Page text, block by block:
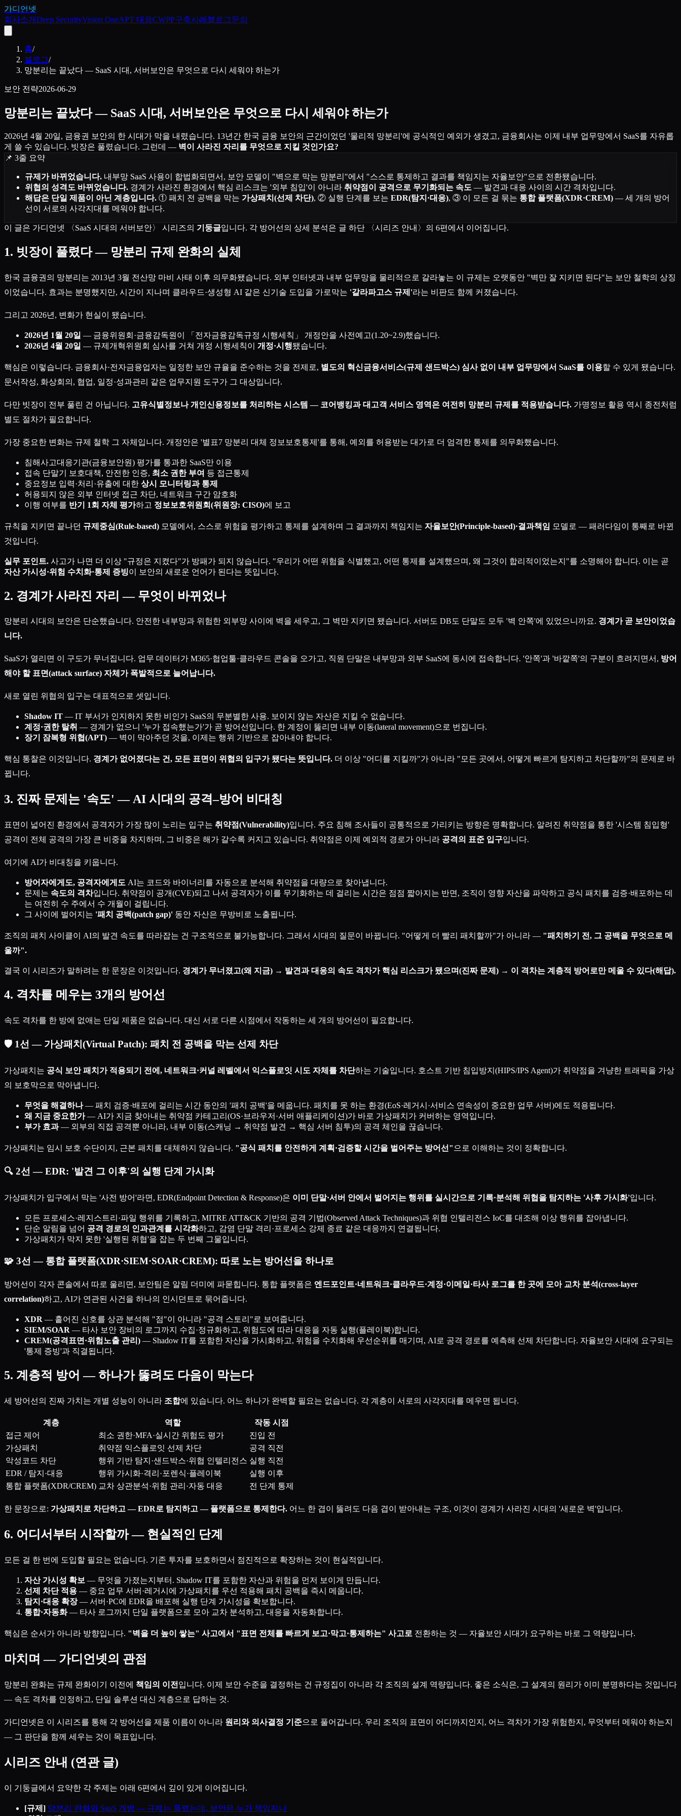
가디언넷
회사소개Deep SecurityVision OneAPT 대응CWPP구축사례 블로그문의
홈/
블로그/
망분리는 끝났다 — SaaS 시대, 서버보안은 무엇으로 다시 세워야 하는가
보안 전략2026-06-29
망분리는 끝났다 — SaaS 시대, 서버보안은 무엇으로 다시 세워야 하는가
2026년 4월 20일, 금융권 보안의 한 시대가 막을 내렸습니다. 13년간 한국 금융 보안의 근간이었던 '물리적 망분리'에 공식적인 예외가 생겼고, 금융회사는 이제 내부 업무망에서 SaaS를 자유롭
게 쓸 수 있습니다. 빗장은 풀렸습니다. 그런데 — 벽이 사라진 자리를 무엇으로 지킬 것인가요?
📌 3줄 요약
규제가 바뀌었습니다. 내부망 SaaS 사용이 합법화되면서, 보안 모델이 "벽으로 막는 망분리"에서 "스스로 통제하고 결과를 책임지는 자율보안"으로 전환됐습니다.
위협의 성격도 바뀌었습니다. 경계가 사라진 환경에서 핵심 리스크는 '외부 침입'이 아니라 취약점이 공격으로 무기화되는 속도 — 발견과 대응 사이의 시간 격차입니다.
해답은 단일 제품이 아닌 계층입니다. ① 패치 전 공백을 막는 가상패치(선제 차단), ② 실행 단계를 보는 EDR(탐지·대응), ③ 이 모든 걸 묶는 통합 플랫폼(XDR·CREM) — 세 개의 방어
선이 서로의 사각지대를 메워야 합니다.
이 글은 가디언넷 〈SaaS 시대의 서버보안〉 시리즈의 기둥글입니다. 각 방어선의 상세 분석은 글 하단 〈시리즈 안내〉의 6편에서 이어집니다.
1. 빗장이 풀렸다 — 망분리 규제 완화의 실체
한국 금융권의 망분리는 2013년 3월 전산망 마비 사태 이후 의무화됐습니다. 외부 인터넷과 내부 업무망을 물리적으로 갈라놓는 이 규제는 오랫동안 "벽만 잘 지키면 된다"는 보안 철학의 상징
이었습니다. 효과는 분명했지만, 시간이 지나며 클라우드·생성형 AI 같은 신기술 도입을 가로막는 '갈라파고스 규제'라는 비판도 함께 커졌습니다.
그리고 2026년, 변화가 현실이 됐습니다.
2026년 1월 20일 — 금융위원회·금융감독원이 「전자금융감독규정 시행세칙」 개정안을 사전예고(1.20~2.9)했습니다.
2026년 4월 20일 — 규제개혁위원회 심사를 거쳐 개정 시행세칙이 개정·시행됐습니다.
핵심은 이렇습니다. 금융회사·전자금융업자는 일정한 보안 규율을 준수하는 것을 전제로, 별도의 혁신금융서비스(규제 샌드박스) 심사 없이 내부 업무망에서 SaaS를 이용할 수 있게 됐습니다.
문서작성, 화상회의, 협업, 일정·성과관리 같은 업무지원 도구가 그 대상입니다.
다만 빗장이 전부 풀린 건 아닙니다. 고유식별정보나 개인신용정보를 처리하는 시스템 — 코어뱅킹과 대고객 서비스 영역은 여전히 망분리 규제를 적용받습니다. 가명정보 활용 역시 종전처럼
별도 절차가 필요합니다.
가장 중요한 변화는 규제 철학 그 자체입니다. 개정안은 '별표7 망분리 대체 정보보호통제'를 통해, 예외를 허용받는 대가로 더 엄격한 통제를 의무화했습니다.
침해사고대응기관(금융보안원) 평가를 통과한 SaaS만 이용
접속 단말기 보호대책, 안전한 인증, 최소 권한 부여 등 접근통제
중요정보 입력·처리·유출에 대한 상시 모니터링과 통제
허용되지 않은 외부 인터넷 접근 차단, 네트워크 구간 암호화
이행 여부를 반기 1회 자체 평가하고 정보보호위원회(위원장: CISO)에 보고
규칙을 지키면 끝나던 규제중심(Rule-based) 모델에서, 스스로 위험을 평가하고 통제를 설계하며 그 결과까지 책임지는 자율보안(Principle-based)·결과책임 모델로 — 패러다임이 통째로 바뀐
것입니다.
실무 포인트. 사고가 나면 더 이상 "규정은 지켰다"가 방패가 되지 않습니다. "우리가 어떤 위험을 식별했고, 어떤 통제를 설계했으며, 왜 그것이 합리적이었는지"를 소명해야 합니다. 이는 곧
자산 가시성·위험 수치화·통제 증빙이 보안의 새로운 언어가 된다는 뜻입니다.
2. 경계가 사라진 자리 — 무엇이 바뀌었나
망분리 시대의 보안은 단순했습니다. 안전한 내부망과 위험한 외부망 사이에 벽을 세우고, 그 벽만 지키면 됐습니다. 서버도 DB도 단말도 모두 '벽 안쪽'에 있었으니까요. 경계가 곧 보안이었습
니다.
SaaS가 열리면 이 구도가 무너집니다. 업무 데이터가 M365·협업툴·클라우드 콘솔을 오가고, 직원 단말은 내부망과 외부 SaaS에 동시에 접속합니다. '안쪽'과 '바깥쪽'의 구분이 흐려지면서, 방어
해야 할 표면(attack surface) 자체가 폭발적으로 늘어납니다.
새로 열린 위협의 입구는 대표적으로 셋입니다.
Shadow IT — IT 부서가 인지하지 못한 비인가 SaaS의 무분별한 사용. 보이지 않는 자산은 지킬 수 없습니다.
계정·권한 탈취 — 경계가 없으니 '누가 접속했는가'가 곧 방어선입니다. 한 계정이 뚫리면 내부 이동(lateral movement)으로 번집니다.
장기 잠복형 위협(APT) — 벽이 막아주던 것을, 이제는 행위 기반으로 잡아내야 합니다.
핵심 통찰은 이것입니다. 경계가 없어졌다는 건, 모든 표면이 위협의 입구가 됐다는 뜻입니다. 더 이상 "어디를 지킬까"가 아니라 "모든 곳에서, 어떻게 빠르게 탐지하고 차단할까"의 문제로 바
뀝니다.
3. 진짜 문제는 '속도' — AI 시대의 공격–방어 비대칭
표면이 넓어진 환경에서 공격자가 가장 많이 노리는 입구는 취약점(Vulnerability)입니다. 주요 침해 조사들이 공통적으로 가리키는 방향은 명확합니다. 알려진 취약점을 통한 '시스템 침입형'
공격이 전체 공격의 가장 큰 비중을 차지하며, 그 비중은 해가 갈수록 커지고 있습니다. 취약점은 이제 예외적 경로가 아니라 공격의 표준 입구입니다.
여기에 AI가 비대칭을 키웁니다.
방어자에게도, 공격자에게도 AI는 코드와 바이너리를 자동으로 분석해 취약점을 대량으로 찾아냅니다.
문제는 속도의 격차입니다. 취약점이 공개(CVE)되고 나서 공격자가 이를 무기화하는 데 걸리는 시간은 점점 짧아지는 반면, 조직이 영향 자산을 파악하고 공식 패치를 검증·배포하는 데
는 여전히 수 주에서 수 개월이 걸립니다.
그 사이에 벌어지는 '패치 공백(patch gap)' 동안 자산은 무방비로 노출됩니다.
조직의 패치 사이클이 AI의 발견 속도를 따라잡는 건 구조적으로 불가능합니다. 그래서 시대의 질문이 바뀝니다. "어떻게 더 빨리 패치할까"가 아니라 — "패치하기 전, 그 공백을 무엇으로 메
울까".
결국 이 시리즈가 말하려는 한 문장은 이것입니다. 경계가 무너졌고(왜 지금) → 발견과 대응의 속도 격차가 핵심 리스크가 됐으며(진짜 문제) → 이 격차는 계층적 방어로만 메울 수 있다(해답).
4. 격차를 메우는 3개의 방어선
속도 격차를 한 방에 없애는 단일 제품은 없습니다. 대신 서로 다른 시점에서 작동하는 세 개의 방어선이 필요합니다.
🛡️ 1선 — 가상패치(Virtual Patch): 패치 전 공백을 막는 선제 차단
가상패치는 공식 보안 패치가 적용되기 전에, 네트워크·커널 레벨에서 익스플로잇 시도 자체를 차단하는 기술입니다. 호스트 기반 침입방지(HIPS/IPS Agent)가 취약점을 겨냥한 트래픽을 가상
의 보호막으로 막아냅니다.
무엇을 해결하나— 패치 검증·배포에 걸리는 시간 동안의 '패치 공백'을 메웁니다. 패치를 못 하는 환경(EoS·레거시·서비스 연속성이 중요한 업무 서버)에도 적용됩니다.
왜 지금 중요한가— AI가 지금 찾아내는 취약점 카테고리(OS·브라우저·서버 애플리케이션)가 바로 가상패치가 커버하는 영역입니다.
부가 효과— 외부의 직접 공격뿐 아니라, 내부 이동(스캐닝 → 취약점 발견 → 핵심 서버 침투)의 공격 체인을 끊습니다.
가상패치는 임시 보호 수단이지, 근본 패치를 대체하지 않습니다. "공식 패치를 안전하게 계획·검증할 시간을 벌어주는 방어선" 으로 이해하는 것이 정확합니다.
🔍 2선 — EDR: '발견 그 이후'의 실행 단계 가시화
가상패치가 입구에서 막는 '사전 방어'라면, EDR(Endpoint Detection & Response)은 이미 단말·서버 안에서 벌어지는 행위를 실시간으로 기록·분석해 위협을 탐지하는 '사후 가시화'입니다.
모든 프로세스·레지스트리·파일 행위를 기록하고, MITRE ATT&CK 기반의 공격 기법(Observed Attack Techniques)과 위협 인텔리전스 IoC를 대조해 이상 행위를 잡아냅니다.
단순 알림을 넘어 공격 경로의 인과관계를 시각화하고, 감염 단말 격리·프로세스 강제 종료 같은 대응까지 연결됩니다.
가상패치가 막지 못한 '실행된 위협'을 잡는 두 번째 그물입니다.
🧩 3선 — 통합 플랫폼(XDR·SIEM·SOAR·CREM): 따로 노는 방어선을 하나로
방어선이 각자 콘솔에서 따로 울리면, 보안팀은 알림 더미에 파묻힙니다. 통합 플랫폼은 엔드포인트·네트워크·클라우드·계정·이메일·타사 로그를 한 곳에 모아 교차 분석(cross-layer
correlation)하고, AI가 연관된 사건을 하나의 인시던트로 묶어줍니다.
XDR — 흩어진 신호를 상관 분석해 "점"이 아니라 "공격 스토리"로 보여줍니다.
SIEM/SOAR — 타사 보안 장비의 로그까지 수집·정규화하고, 위험도에 따라 대응을 자동 실행(플레이북)합니다.
CREM(공격표면·위험노출 관리) — Shadow IT를 포함한 자산을 가시화하고, 위험을 수치화해 우선순위를 매기며, AI로 공격 경로를 예측해 선제 차단합니다. 자율보안 시대에 요구되는
'통제 증빙'과 직결됩니다.
5. 계층적 방어 — 하나가 뚫려도 다음이 막는다
세 방어선의 진짜 가치는 개별 성능이 아니라 조합에 있습니다. 어느 하나가 완벽할 필요는 없습니다. 각 계층이 서로의 사각지대를 메우면 됩니다.
계층 역할
작동 시점
접근 제어
최소 권한·MFA·실시간 위험도 평가
진입 전
가상패치
취약점 익스플로잇 선제 차단
공격 직전
악성코드 차단
행위 기반 탐지·샌드박스·위협 인텔리전스 실행 직전
EDR / 탐지·대응
행위 가시화·격리·포렌식·플레이북
실행 이후
통합 플랫폼(XDR/CREM) 교차 상관분석·위험 관리·자동 대응 전 단계 통제
한 문장으로: 가상패치로 차단하고 — EDR로 탐지하고 — 플랫폼으로 통제한다. 어느 한 겹이 뚫려도 다음 겹이 받아내는 구조, 이것이 경계가 사라진 시대의 '새로운 벽'입니다.
6. 어디서부터 시작할까 — 현실적인 단계
모든 걸 한 번에 도입할 필요는 없습니다. 기존 투자를 보호하면서 점진적으로 확장하는 것이 현실적입니다.
자산 가시성 확보 — 무엇을 가졌는지부터. Shadow IT를 포함한 자산과 위험을 먼저 보이게 만듭니다.
선제 차단 적용 — 중요 업무 서버·레거시에 가상패치를 우선 적용해 패치 공백을 즉시 메웁니다.
탐지·대응 확장— 서버·PC에 EDR을 배포해 실행 단계 가시성을 확보합니다.
통합·자동화— 타사 로그까지 단일 플랫폼으로 모아 교차 분석하고, 대응을 자동화합니다.
핵심은 순서가 아니라 방향입니다. "벽을 더 높이 쌓는" 사고에서 "표면 전체를 빠르게 보고·막고·통제하는" 사고로 전환하는 것 — 자율보안 시대가 요구하는 바로 그 역량입니다.
마치며 — 가디언넷의 관점
망분리 완화는 규제 완화이기 이전에 책임의 이전 입니다. 이제 보안 수준을 결정하는 건 규정집이 아니라 각 조직의 설계 역량입니다. 좋은 소식은, 그 설계의 원리가 이미 분명하다는 것입니다
— 속도 격차를 인정하고, 단일 솔루션 대신 계층으로 답하는 것.
가디언넷은 이 시리즈를 통해 각 방어선을 제품 이름이 아니라 원리와 의사결정 기준으로 풀어갑니다. 우리 조직의 표면이 어디까지인지, 어느 격차가 가장 위험한지, 무엇부터 메워야 하는지
— 그 판단을 함께 세우는 것이 목표입니다.
시리즈 안내 (연관 글)
이 기둥글에서 요약한 각 주제는 아래 6편에서 깊이 있게 이어집니다.
[규제] 망분리 완화와 SaaS 개방 — 규제는 풀렸는데, 보안은 누가 책임지나